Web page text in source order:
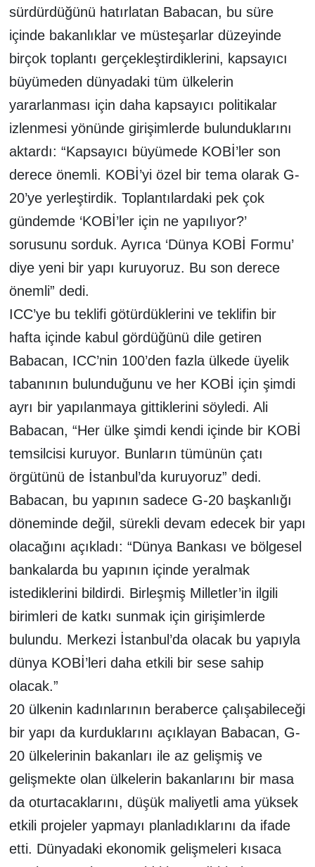
sürdürdüğünü hatırlatan Babacan, bu süre
içinde bakanlıklar ve müsteşarlar düzeyinde
birçok toplantı gerçekleştirdiklerini, kapsayıcı
büyümeden dünyadaki tüm ülkelerin
yararlanması için daha kapsayıcı politikalar
izlenmesi yönünde girişimlerde bulunduklarını
aktardı: “Kapsayıcı büyümede KOBİ’ler son
derece önemli. KOBİ’yi özel bir tema olarak G-
20’ye yerleştirdik. Toplantılardaki pek çok
gündemde ‘KOBİ’ler için ne yapılıyor?’
sorusunu sorduk. Ayrıca ‘Dünya KOBİ Formu’
diye yeni bir yapı kuruyoruz. Bu son derece
önemli” dedi.
ICC’ye bu teklifi götürdüklerini ve teklifin bir
hafta içinde kabul gördüğünü dile getiren
Babacan, ICC’nin 100’den fazla ülkede üyelik
tabanının bulunduğunu ve her KOBİ için şimdi
ayrı bir yapılanmaya gittiklerini söyledi. Ali
Babacan, “Her ülke şimdi kendi içinde bir KOBİ
temsilcisi kuruyor. Bunların tümünün çatı
örgütünü de İstanbul’da kuruyoruz” dedi.
Babacan, bu yapının sadece G-20 başkanlığı
döneminde değil, sürekli devam edecek bir yapı
olacağını açıkladı: “Dünya Bankası ve bölgesel
bankalarda bu yapının içinde yeralmak
istediklerini bildirdi. Birleşmiş Milletler’in ilgili
birimleri de katkı sunmak için girişimlerde
bulundu. Merkezi İstanbul’da olacak bu yapıyla
dünya KOBİ’leri daha etkili bir sese sahip
olacak.”
20 ülkenin kadınlarının beraberce çalışabileceği
bir yapı da kurduklarını açıklayan Babacan, G-
20 ülkelerinin bakanları ile az gelişmiş ve
gelişmekte olan ülkelerin bakanlarını bir masa
da oturtacaklarını, düşük maliyetli ama yüksek
etkili projeler yapmayı planladıklarını da ifade
etti. Dünyadaki ekonomik gelişmeleri kısaca